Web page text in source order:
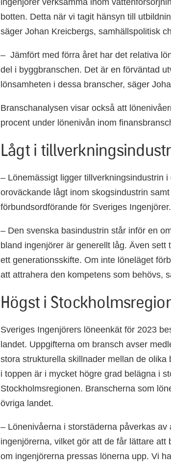
botten. Detta när vi tagit hänsyn till
säger Johan Kreicbergs, samhällspolitisk
– Jämfört med förra året har det relativa
del i byggbranschen. Det är en förväntad
lönsamheten i dessa branscher, säger
Branschanalysen visar också att
procent under lönenivån inom
Lågt i
– Lönemässigt ligger tillverkningsindustrin
oroväckande lågt inom skogsindustrin
förbundsordförande för Sveriges Ingenjörer.
– Den svenska basindustrin står inför en
bland ingenjörer är generellt låg. Även
ett generationsskifte. Om inte löneläget
att attrahera den kompetens som behövs,
Högst i
Sveriges Ingenjörers löneenkät för 2023
landet. Uppgifterna om bransch avser
stora strukturella skillnader mellan de
i toppen är i mycket högre grad belägna i
Stockholmsregionen. Branscherna som
övriga landet.
– Lönenivåerna i storstäderna påverkas
ingenjörerna, vilket gör att de får lättare
om ingenjörerna pressas lönerna upp. Vi